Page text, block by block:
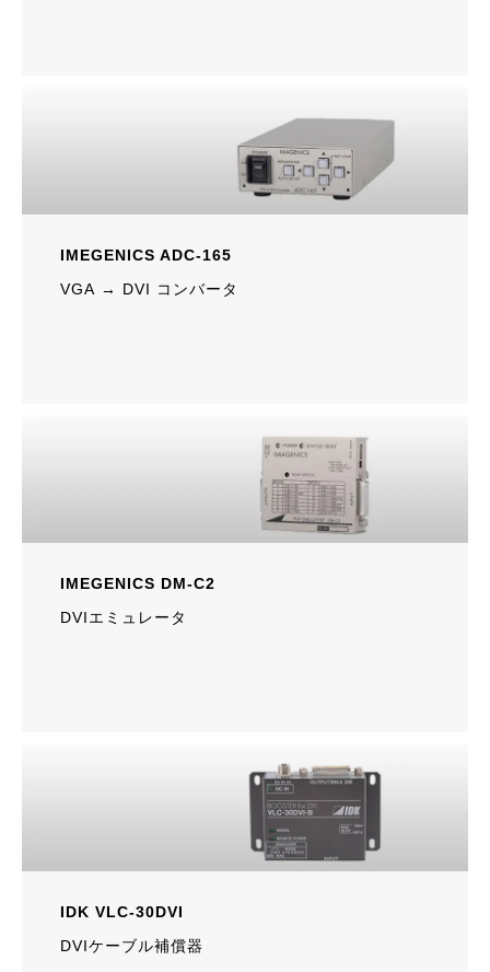
IMEGENICS ADC-165
VGA → DVI コンバータ
IMEGENICS DM-C2
DVIエミュレータ
IDK VLC-30DVI
DVIケーブル補償器